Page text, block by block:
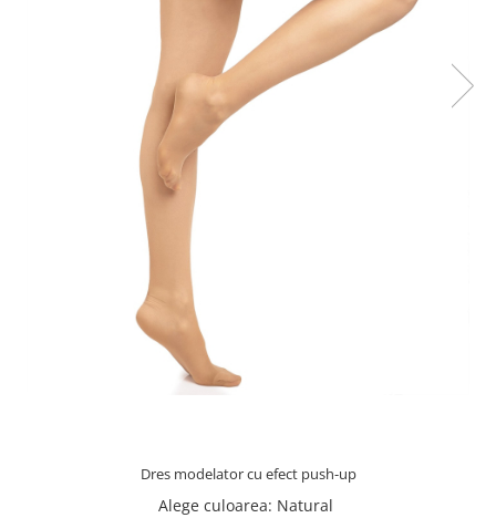
Dres modelator cu efect push-up
Alege culoarea: Natural